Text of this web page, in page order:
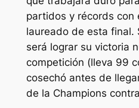
partidos y récords con
laureado de esta final.
será lograr su victoria
competición (lleva 99
cosechó antes de
de la Champions